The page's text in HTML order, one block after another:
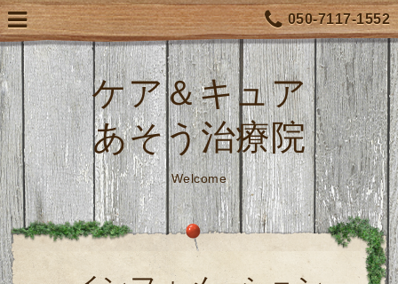
050-7117-1552
ケア＆キュア
あそう治療院
Welcome